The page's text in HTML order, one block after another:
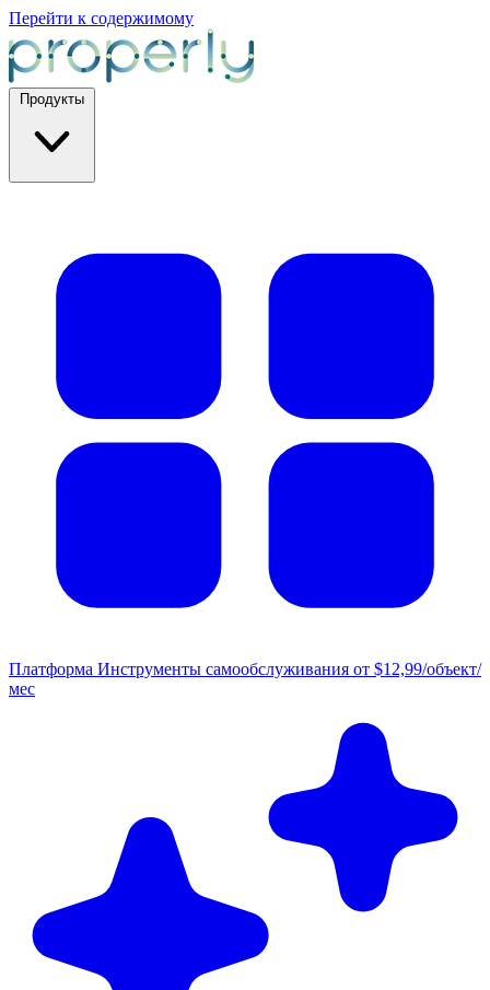
Перейти к содержимому
Платформа Инструменты самообслуживания от $12,99/объект/
мес